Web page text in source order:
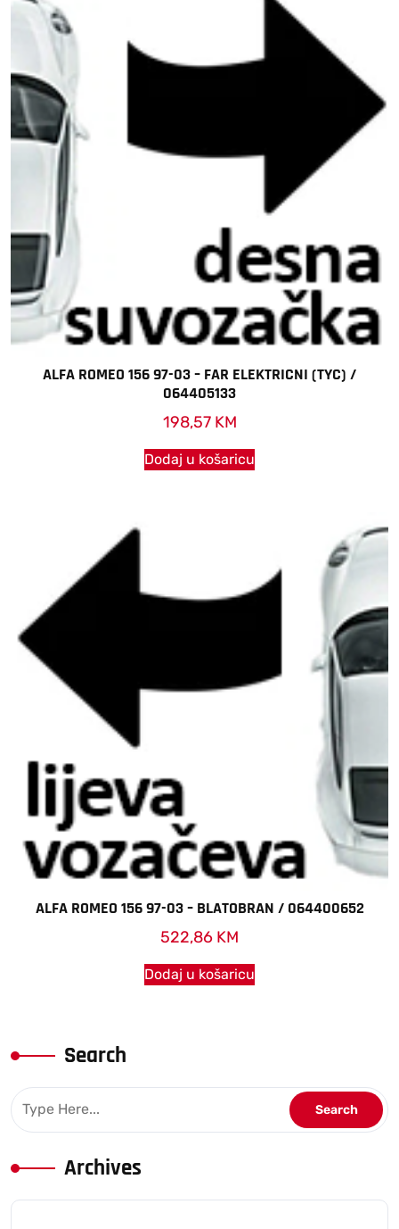
ALFA ROMEO 156 97-03 – FAR ELEKTRICNI (TYC) /
064405133
198,57 KM
Dodaj u košaricu
ALFA ROMEO 156 97-03 – BLATOBRAN / 064400652
522,86 KM
Dodaj u košaricu
Search
Archives